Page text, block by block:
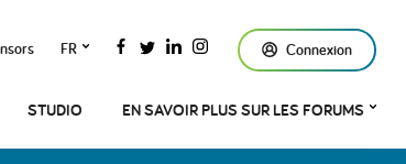
FR Connexion
STUDIO EN SAVOIR PLUS SUR LES FORUMS